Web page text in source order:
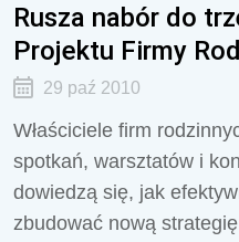
Rusza nabór do
Projektu Firmy
29 paź 2010
Właściciele firm
spotkań, warsztatów i
dowiedzą się, jak
zbudować nową